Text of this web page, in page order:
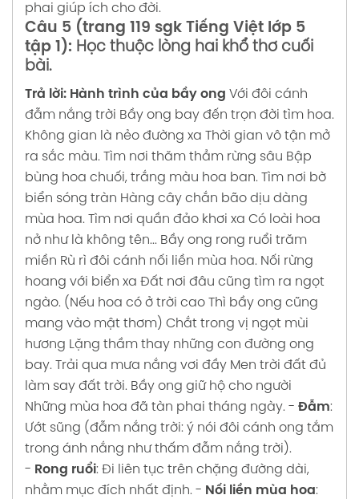
phai giúp ích cho đời.
Câu 5 (trang 119 sgk Tiếng Việt lớp 5
tập 1): Học thuộc lòng hai khổ thơ cuối
bài.
Trả lời: Hành trình của bầy ong Với đôi cánh
đẫm nắng trời Bầy ong bay đến trọn đời tìm hoa.
Không gian là nẻo đường xa Thời gian vô tận mở
ra sắc màu. Tìm nơi thăm thẳm rừng sâu Bập
bùng hoa chuối, trắng màu hoa ban. Tìm nơi bờ
biển sóng tràn Hàng cây chắn bão dịu dàng
mùa hoa. Tìm nơi quần đảo khơi xa Có loài hoa
nở như là không tên... Bầy ong rong ruổi trăm
miền Rù rì đôi cánh nối liền mùa hoa. Nối rừng
hoang với biển xa Đất nơi đâu cũng tìm ra ngọt
ngào. (Nếu hoa có ở trời cao Thì bầy ong cũng
mang vào mật thơm) Chắt trong vị ngọt mùi
hương Lặng thầm thay những con đường ong
bay. Trải qua mưa nắng vơi đầy Men trời đất đủ
làm say đất trời. Bầy ong giữ hộ cho người
Những mùa hoa đã tàn phai tháng ngày. - Đẫm:
Ướt sũng (đẫm nắng trời: ý nói đôi cánh ong tắm
trong ánh nắng như thấm đẫm nắng trời).
- Rong ruổi: Đi liên tục trên chặng đường dài,
nhằm mục đích nhất định. - Nối liền mùa hoa: